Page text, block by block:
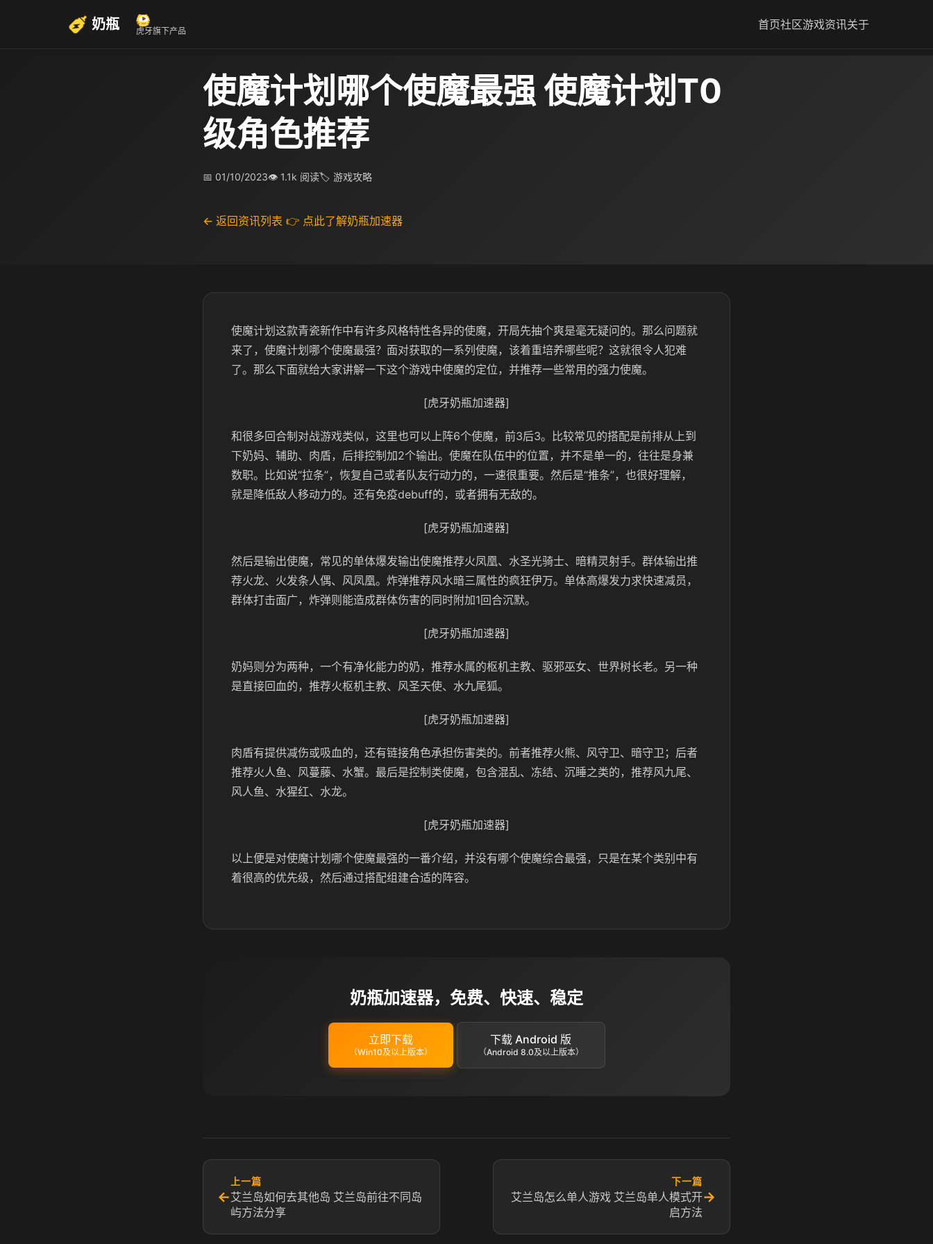
奶瓶 虎牙旗下产品 首页社区游戏资讯关于
使魔计划哪个使魔最强 使魔计划T0
级角色推荐​
📅 01/10/2023👁 1.1k 阅读🏷 游戏攻略
← 返回资讯列表 👉 点此了解奶瓶加速器
使魔计划这款青瓷新作中有许多风格特性各异的使魔，开局先抽个爽是毫无疑问的。那么问题就
来了，使魔计划哪个使魔最强？面对获取的一系列使魔，该着重培养哪些呢？这就很令人犯难
了。那么下面就给大家讲解一下这个游戏中使魔的定位，并推荐一些常用的强力使魔。
[虎牙奶瓶加速器]
和很多回合制对战游戏类似，这里也可以上阵6个使魔，前3后3。比较常见的搭配是前排从上到
下奶妈、辅助、肉盾，后排控制加2个输出。使魔在队伍中的位置，并不是单一的，往往是身兼
数职。比如说“拉条”，恢复自己或者队友行动力的，一速很重要。然后是“推条”，也很好理解，
就是降低敌人移动力的。还有免疫debuff的，或者拥有无敌的。
[虎牙奶瓶加速器]
然后是输出使魔，常见的单体爆发输出使魔推荐火凤凰、水圣光骑士、暗精灵射手。群体输出推
荐火龙、火发条人偶、风凤凰。炸弹推荐风水暗三属性的疯狂伊万。单体高爆发力求快速减员，
群体打击面广，炸弹则能造成群体伤害的同时附加1回合沉默。
[虎牙奶瓶加速器]
奶妈则分为两种，一个有净化能力的奶，推荐水属的枢机主教、驱邪巫女、世界树长老。另一种
是直接回血的，推荐火枢机主教、风圣天使、水九尾狐。
[虎牙奶瓶加速器]
肉盾有提供减伤或吸血的，还有链接角色承担伤害类的。前者推荐火熊、风守卫、暗守卫；后者
推荐火人鱼、风蔓藤、水蟹。最后是控制类使魔，包含混乱、冻结、沉睡之类的，推荐风九尾、
风人鱼、水猩红、水龙。
[虎牙奶瓶加速器]
以上便是对使魔计划哪个使魔最强的一番介绍，并没有哪个使魔综合最强，只是在某个类别中有
着很高的优先级，然后通过搭配组建合适的阵容。
奶瓶加速器，免费、快速、稳定
立即下载
（Win10及以上版本）
下载 Android 版
（Android 8.0及以上版本）
←
上一篇
艾兰岛如何去其他岛 艾兰岛前往不同岛
屿方法分享
下一篇
艾兰岛怎么单人游戏 艾兰岛单人模式开
启方法
→